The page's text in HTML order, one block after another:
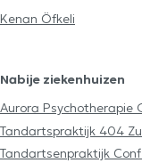
Kenan Öfkeli
Nabije ziekenhuizen
Aurora Psychotherapie
Tandartspraktijk 404
Tandartsenpraktijk